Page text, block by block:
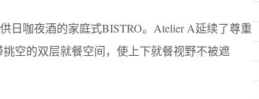
日咖夜酒的家庭式BISTRO。Atelier A延续了尊重
空的双层就餐空间，使上下就餐视野不被遮